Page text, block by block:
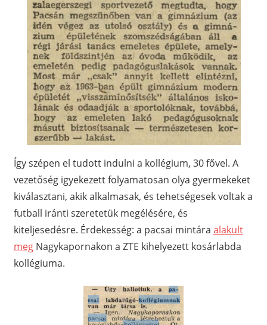
Így szépen el tudott indulni a kollégium, 30 fővel. A
vezetőség igyekezett folyamatosan olya gyermekeket
kiválasztani, akik alkalmasak, és tehetségesek voltak a
futball iránti szeretetük megélésére, és
kiteljesedésre. Érdekesség: a pacsai mintára alakult
megNagykapornakon a ZTE kihelyezett kosárlabda
kollégiuma.